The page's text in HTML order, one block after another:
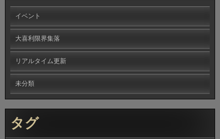
イベント
大喜利限界集落
リアルタイム更新
未分類
タグ